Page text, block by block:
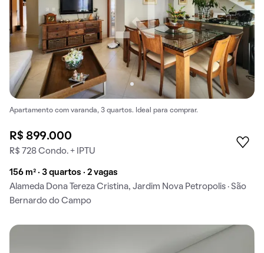
Apartamento com varanda, 3 quartos. Ideal para comprar.
R$ 899.000
R$ 728 Condo. + IPTU
156 m² · 3 quartos · 2 vagas
Alameda Dona Tereza Cristina, Jardim Nova Petropolis · São
Bernardo do Campo